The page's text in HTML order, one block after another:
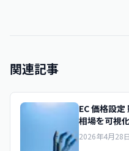
関連記事
EC 価格設定
相場を可視
2026年4月28日